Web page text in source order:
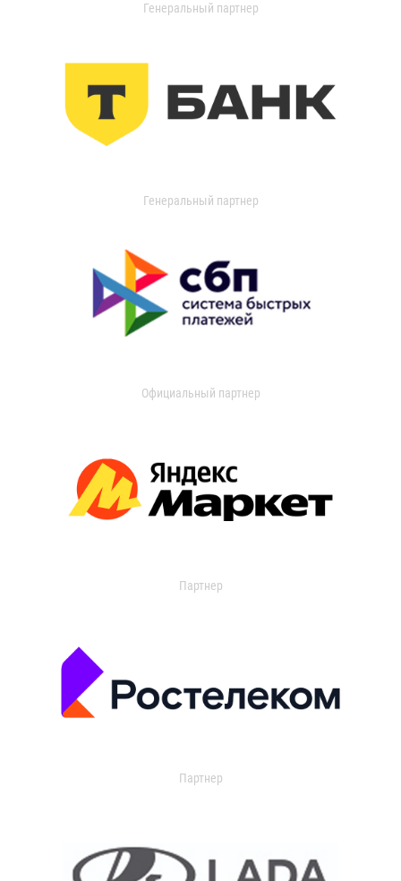
Генеральный партнер
Генеральный партнер
Официальный партнер
Партнер
Партнер